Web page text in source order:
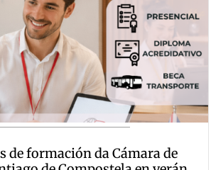
de formación da Cámara de